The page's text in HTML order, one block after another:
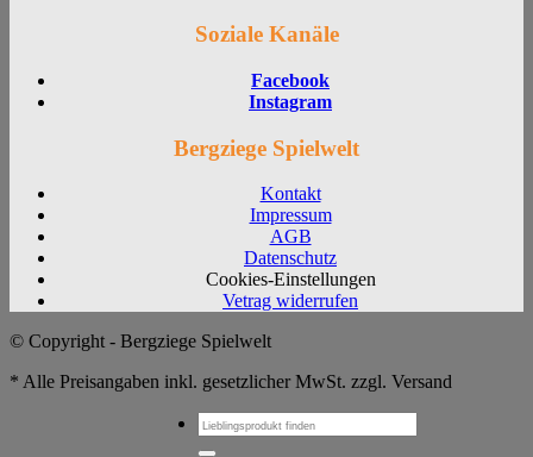
Soziale Kanäle
Facebook
Instagram
Bergziege Spielwelt
Kontakt
Impressum
AGB
Datenschutz
Cookies-Einstellungen
Vetrag widerrufen
© Copyright - Bergziege Spielwelt
* Alle Preisangaben inkl. gesetzlicher MwSt. zzgl. Versand
Suchen
nach: